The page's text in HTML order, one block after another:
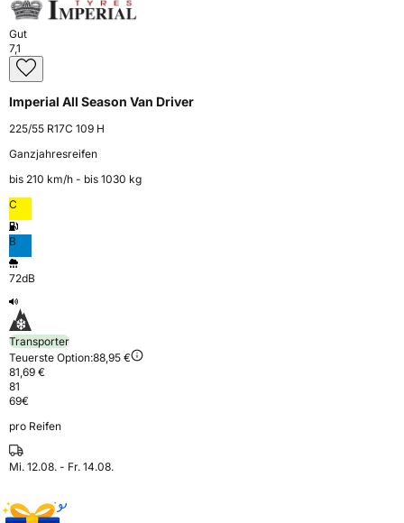
Gut
7,1
Imperial All Season Van Driver
225/55 R17C 109 H
Ganzjahresreifen
bis 210 km⁠/⁠h - bis 1030 kg
C
B
72dB
Transporter
Teuerste Option:88,95 €
81,69 €
81
69€
pro Reifen
Mi. 12.08. - Fr. 14.08.